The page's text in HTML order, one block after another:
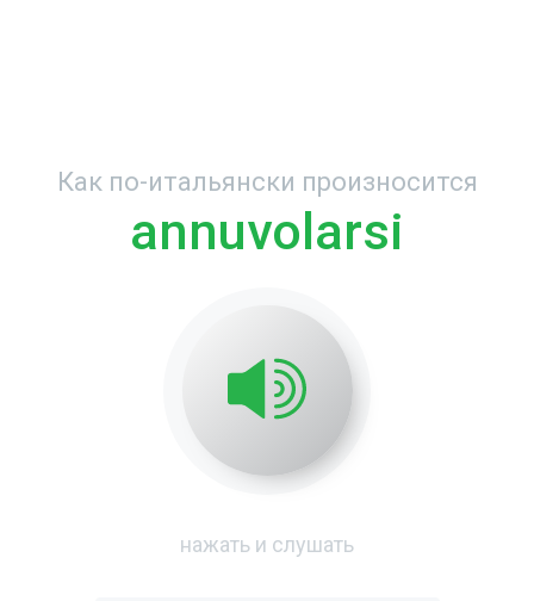
Как по-итальянски произносится
annuvolarsi
нажать и слушать